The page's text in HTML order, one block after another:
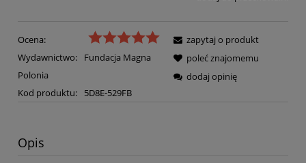
Ocena:
Wydawnictwo:
Fundacja Magna
Polonia
Kod produktu:
5D8E-529FB
zapytaj o produkt
poleć znajomemu
dodaj opinię
Opis